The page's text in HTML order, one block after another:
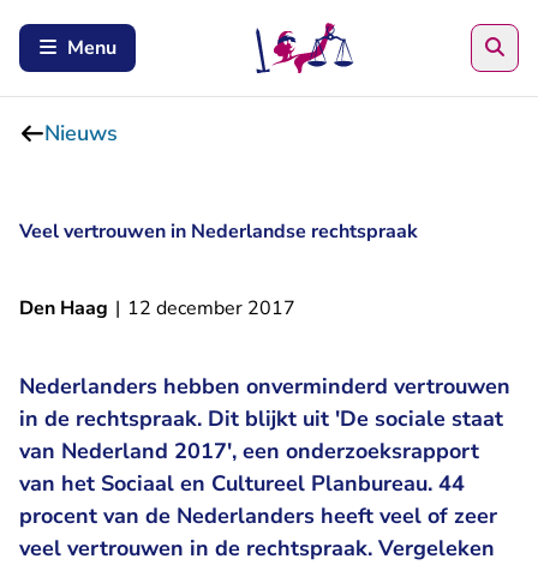
Menu
Nieuws
Veel vertrouwen in Nederlandse rechtspraak
Den Haag | 12 december 2017
Nederlanders hebben onverminderd vertrouwen
in de rechtspraak. Dit blijkt uit 'De sociale staat
van Nederland 2017', een onderzoeksrapport
van het Sociaal en Cultureel Planbureau. 44
procent van de Nederlanders heeft veel of zeer
veel vertrouwen in de rechtspraak. Vergeleken